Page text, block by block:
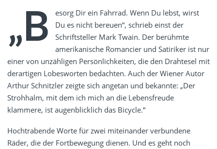
„B
esorg Dir ein Fahrrad. Wenn Du lebst, wirst
Du es nicht bereuen“, schrieb einst der
Schriftsteller Mark Twain. Der berühmte
amerikanische Romancier und Satiriker ist nur
einer von unzähligen Persönlichkeiten, die den Drahtesel mit
derartigen Lobesworten bedachten. Auch der Wiener Autor
Arthur Schnitzler zeigte sich angetan und bekannte: „Der
Strohhalm, mit dem ich mich an die Lebensfreude
klammere, ist augenblicklich das Bicycle.“
Hochtrabende Worte für zwei miteinander verbundene
Räder, die der Fortbewegung dienen. Und es geht noch